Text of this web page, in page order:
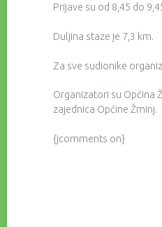
Prijave su od 8,45 do
Duljina staze je 7,3 km.
Za sve sudionike
Organizatori su Općina
zajednica Općine Žminj.
{jcomments on}